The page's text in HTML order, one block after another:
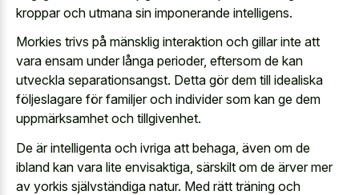
kroppar och utmana sin imponerande intelligens.
Morkies trivs på mänsklig interaktion och gillar inte att
vara ensam under långa perioder, eftersom de kan
utveckla separationsangst. Detta gör dem till idealiska
följeslagare för familjer och individer som kan ge dem
uppmärksamhet och tillgivenhet.
De är intelligenta och ivriga att behaga, även om de
ibland kan vara lite envisaktiga, särskilt om de ärver mer
av yorkis självständiga natur. Med rätt träning och